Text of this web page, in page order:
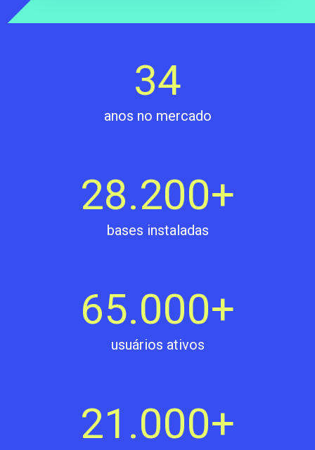
34
anos no mercado
28.200+
bases instaladas
65.000+
usuários ativos
21.000+